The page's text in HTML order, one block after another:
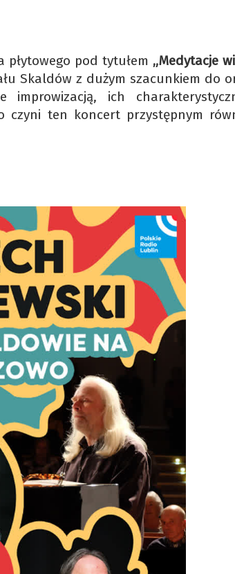
pod tytułem „Medytacje
Skaldów z dużym szacunkiem do
ich
czyni ten koncert przystępnym